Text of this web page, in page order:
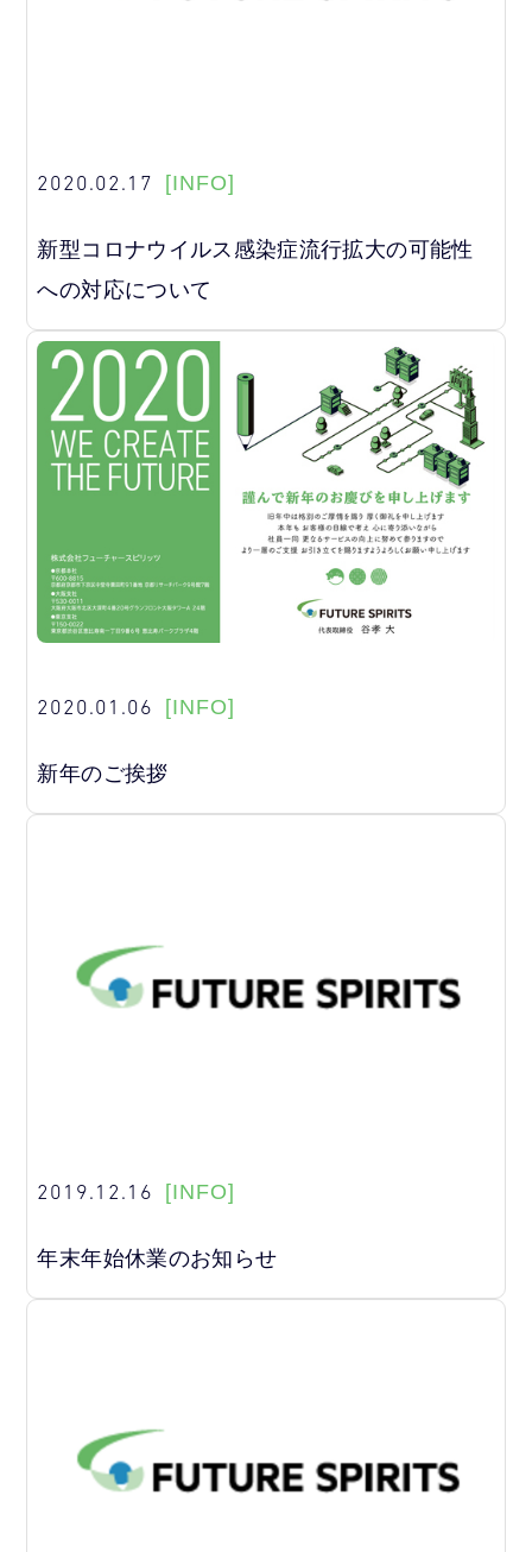
2020.02.17 [INFO]
新型コロナウイルス感染症流行拡大の可能性
への対応について
2020.01.06 [INFO]
新年のご挨拶
2019.12.16 [INFO]
年末年始休業のお知らせ